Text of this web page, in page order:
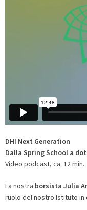
DHI Next Generation
Dalla Spring School a
Video podcast, ca. 12 min.
La nostra borsista Julia
ruolo del nostro Istituto in